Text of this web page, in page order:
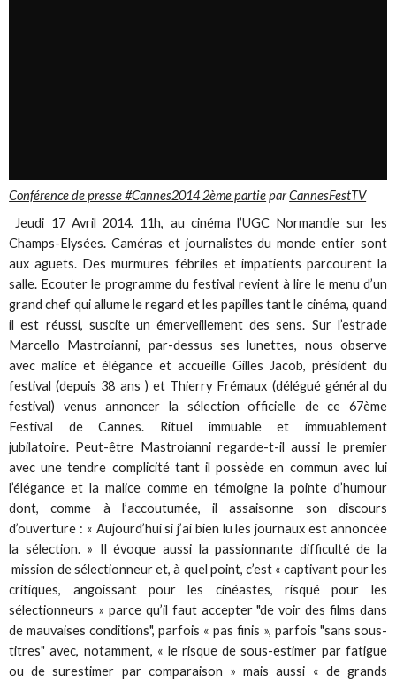
Conférence de presse #Cannes2014 2ème partieparCannesFestTV
Jeudi 17 Avril 2014. 11h, au cinéma l’UGC Normandie sur les
Champs-Elysées. Caméras et journalistes du monde entier sont
aux aguets. Des murmures fébriles et impatients parcourent la
salle. Ecouter le programme du festival revient à lire le menu d’un
grand chef qui allume le regard et les papilles tant le cinéma, quand
il est réussi, suscite un émerveillement des sens. Sur l’estrade
Marcello Mastroianni, par-dessus ses lunettes, nous observe
avec malice et élégance et accueille Gilles Jacob, président du
festival (depuis 38 ans ) et Thierry Frémaux (délégué général du
festival) venus annoncer la sélection officielle de ce 67ème
Festival de Cannes. Rituel immuable et immuablement
jubilatoire. Peut-être Mastroianni regarde-t-il aussi le premier
avec une tendre complicité tant il possède en commun avec lui
l’élégance et la malice comme en témoigne la pointe d’humour
dont, comme à l’accoutumée, il assaisonne son discours
d’ouverture : « Aujourd’hui si j’ai bien lu les journaux est annoncée
la sélection. » Il évoque aussi la passionnante difficulté de la
mission de sélectionneur et, à quel point, c’est « captivant pour les
critiques, angoissant pour les cinéastes, risqué pour les
sélectionneurs » parce qu’il faut accepter "de voir des films dans
de mauvaises conditions", parfois « pas finis », parfois "sans sous-
titres" avec, notamment, « le risque de sous-estimer par fatigue
ou de surestimer par comparaison » mais aussi « de grands